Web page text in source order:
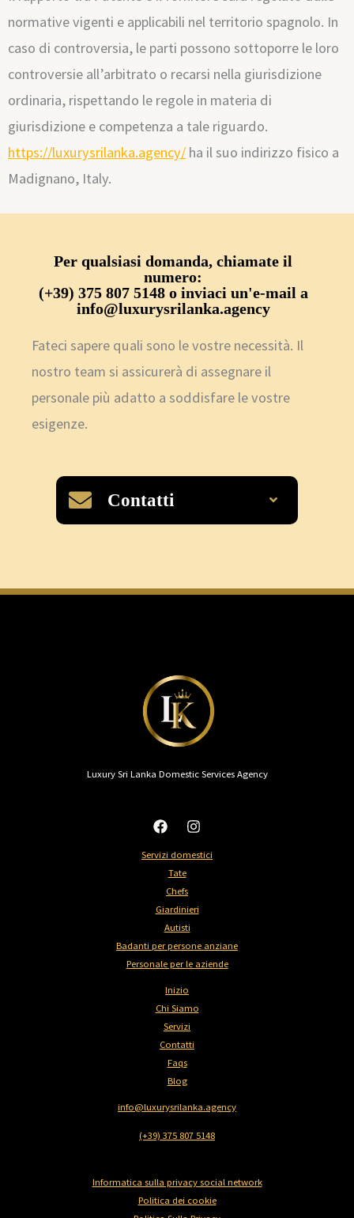
normative vigenti e applicabili nel territorio spagnolo. In
caso di controversia, le parti possono sottoporre le loro
controversie all’arbitrato o recarsi nella giurisdizione
ordinaria, rispettando le regole in materia di
giurisdizione e competenza a tale riguardo.
https://luxurysrilanka.agency/ ha il suo indirizzo fisico a
Madignano, Italy.
Per qualsiasi domanda, chiamate il
numero:
(+39) 375 807 5148 o inviaci un'e-mail a
info@luxurysrilanka.agency
Fateci sapere quali sono le vostre necessità. Il
nostro team si assicurerà di assegnare il
personale più adatto a soddisfare le vostre
esigenze.
Contatti
Luxury Sri Lanka Domestic Services Agency
Servizi domestici
Tate
Chefs
Giardinieri
Autisti
Badanti per persone anziane
Personale per le aziende​
Inizio
Chi Siamo
Servizi
Contatti
Faqs
Blog
info@luxurysrilanka.agency
(+39) 375 807 5148
Informatica sulla privacy social network
Politica dei cookie